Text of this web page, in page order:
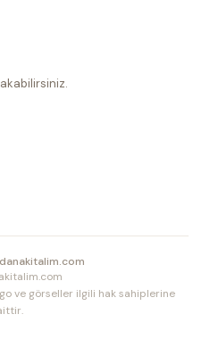
ve görseller ilgili hak sahiplerine